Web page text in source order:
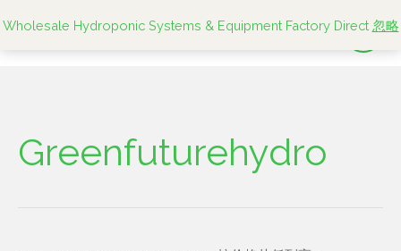
Wholesale Hydroponic Systems & Equipment Factory Direct 忽略
至
Greenfuturehydro
价
格